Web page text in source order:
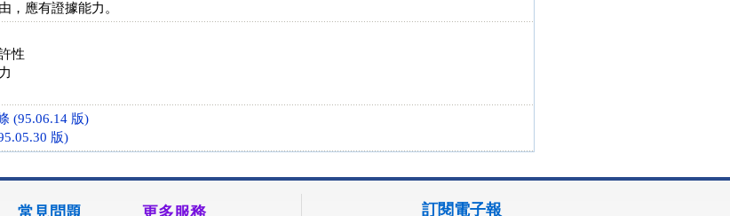
，應有證據能力。
性
(95.06.14 版)
版)
常見問題 更多服務 訂閱電子報